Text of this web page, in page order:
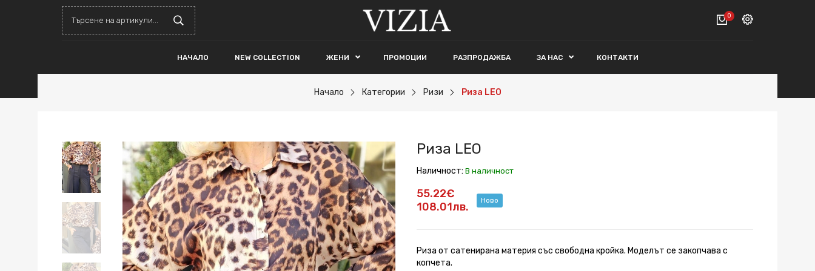
0
ВАШАТА КОЛИЧКА Е ПРАЗНА.
НАЧАЛО NEW COLLECTION ЖЕНИ ПРОМОЦИИ РАЗПРОДАЖБА ЗА НАС КОНТАКТИ
Начало Категории Ризи Риза LEO
Риза LEO
Наличност: В наличност
55.22€
108.01лв.
Ново
Риза от сатенирана материя със свободна кройка. Моделът се закопчава с
копчета.